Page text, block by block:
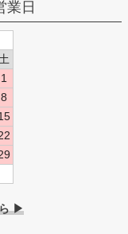
業日
土
1
8
ら ▶